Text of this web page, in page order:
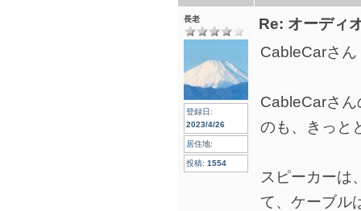
長老
登録日:
2023/4/26
居住地:
投稿: 1554
Re: オーディ
CableCarさん
CableCarさ
のも、きっと
スピーカーは
て、ケーブル